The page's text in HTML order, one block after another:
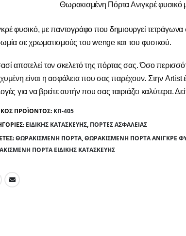
Θωρακισμένη Πόρτα Ανιγκρέ φυσικό
φυσικό, με παντογράφο που δημιουργεί τετράγωνα
σε χρωματισμούς του wenge και του φυσικού.
αποτελεί τον σκελετό της πόρτας σας. Όσο
είναι η ασφάλεια που σας παρέχουν. Στην Artist
για να βρείτε αυτήν που σας ταιριάζει καλύτερα.
ΠΡΟΪΌΝΤΟΣ: ΚΠ-405
ΕΙΔΙΚΉΣ ΚΑΤΑΣΚΕΥΉΣ, ΠΌΡΤΕΣ ΑΣΦΑΛΕΊΑΣ
ΘΩΡΑΚΙΣΜΈΝΗ ΠΌΡΤΑ,ΘΩΡΑΚΙΣΜΈΝΗ ΠΌΡΤΑ ΑΝΙΓΚΡΈ
ΠΌΡΤΑ ΕΙΔΙΚΉΣ ΚΑΤΑΣΚΕΥΉΣ